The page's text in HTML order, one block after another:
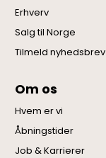
Erhverv
Salg til Norge
Tilmeld nyhedsbrev
Om os
Hvem er vi
Åbningstider
Job & Karrierer